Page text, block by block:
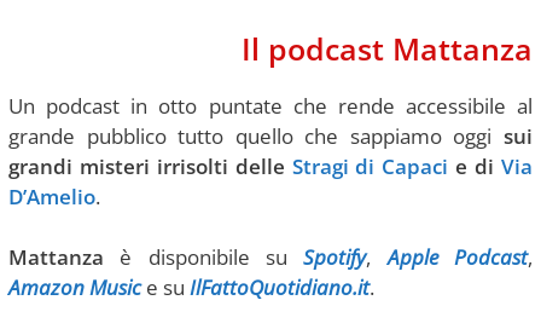
Il podcast Mattanza
Un podcast in otto puntate che rende accessibile al
grande pubblico tutto quello che sappiamo oggi sui
grandi misteri irrisolti delle Stragi di Capaci e diVia
D’Amelio.
Mattanza è disponibile suSpotify,Apple Podcast,
Amazon Musice su IlFattoQuotidiano.it.